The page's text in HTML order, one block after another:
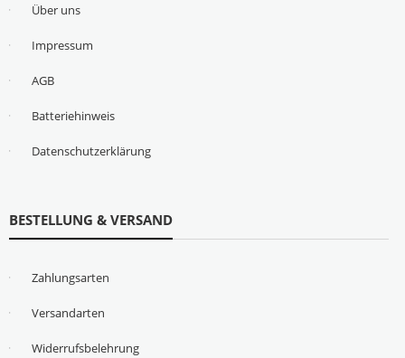
Über uns
Impressum
AGB
Batteriehinweis
Datenschutzerklärung
BESTELLUNG & VERSAND
Zahlungsarten
Versandarten
Widerrufsbelehrung